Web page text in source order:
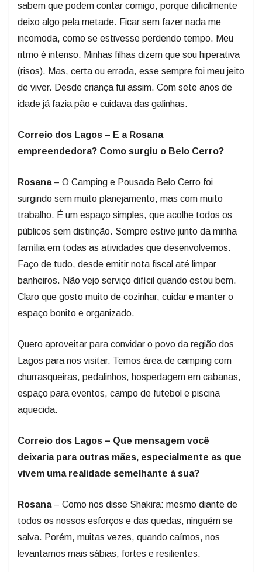
sabem que podem contar comigo, porque dificilmente
deixo algo pela metade. Ficar sem fazer nada me
incomoda, como se estivesse perdendo tempo. Meu
ritmo é intenso. Minhas filhas dizem que sou hiperativa
(risos). Mas, certa ou errada, esse sempre foi meu jeito
de viver. Desde criança fui assim. Com sete anos de
idade já fazia pão e cuidava das galinhas.
Correio dos Lagos – E a Rosana
empreendedora? Como surgiu o Belo Cerro?
Rosana– O Camping e Pousada Belo Cerro foi
surgindo sem muito planejamento, mas com muito
trabalho. É um espaço simples, que acolhe todos os
públicos sem distinção. Sempre estive junto da minha
família em todas as atividades que desenvolvemos.
Faço de tudo, desde emitir nota fiscal até limpar
banheiros. Não vejo serviço difícil quando estou bem.
Claro que gosto muito de cozinhar, cuidar e manter o
espaço bonito e organizado.
Quero aproveitar para convidar o povo da região dos
Lagos para nos visitar. Temos área de camping com
churrasqueiras, pedalinhos, hospedagem em cabanas,
espaço para eventos, campo de futebol e piscina
aquecida.
Correio dos Lagos – Que mensagem você
deixaria para outras mães, especialmente as que
vivem uma realidade semelhante à sua?
Rosana– Como nos disse Shakira: mesmo diante de
todos os nossos esforços e das quedas, ninguém se
salva. Porém, muitas vezes, quando caímos, nos
levantamos mais sábias, fortes e resilientes.